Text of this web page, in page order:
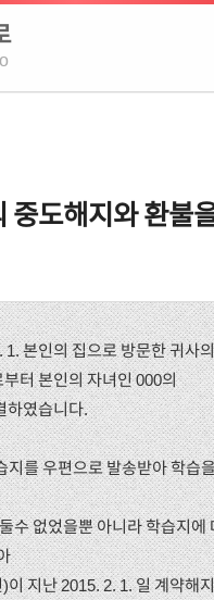
중도해지와 환불
본인의 집으로 방문한 귀사의
터 본인의 자녀인 000의
하였습니다.
지를 우편으로 발송받아 학습
수 없었을뿐 아니라 학습지에
지난 2015. 2. 1. 일 계약해